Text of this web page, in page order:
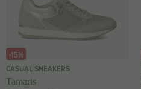
-15%
CASUAL SNEAKERS
Tamaris